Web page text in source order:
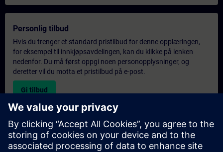
Personlig tilbud
Hvis du trenger et standard pristilbud for denne opplæringen,
for eksempel til innkjøpsavdelingen, kan du klikke på lenken
nedenfor. Du må først oppgi noen personopplysninger, og
deretter vil du motta et pristilbud på e-post.
Gi tilbud
Forespørsel om eksklusiv opplæring
Fyll ut skjemaet nedenfor hvis du ønsker et tilbud på et